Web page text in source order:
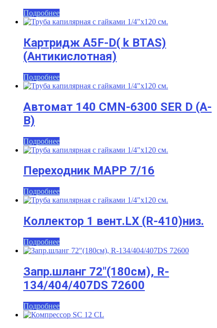
Подробнее
Картридж A5F-D( k BTAS)
(Антикислотная)
Подробнее
Автомат 140 CMN-6300 SER D (A-
B)
Подробнее
Переходник MAPP 7/16
Подробнее
Коллектор 1 вент.LX (R-410)низ.
Подробнее
Запр.шланг 72″(180см), R-
134/404/407DS 72600
Подробнее